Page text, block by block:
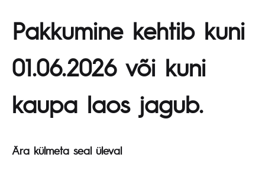
Pakkumine kehtib kuni
01.06.2026 või kuni
kaupa laos jagub.
Ära külmeta seal üleval